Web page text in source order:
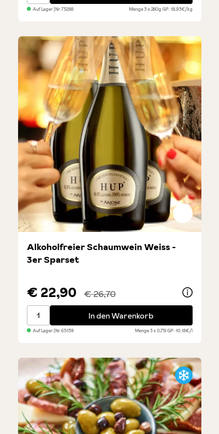
Auf Lager| Nr.73288 Menge3 x 280gGP: 18,93€/kg
Alkoholfreier Schaumwein Weiss -
3er Sparset
€ 22,90 € 26,70
Alkoholfreier Schaumwein Weiss - 3er Sparset
In den Warenkorb
Auf Lager| Nr.65139 Menge3 x 0,75lGP: 10,18€/l